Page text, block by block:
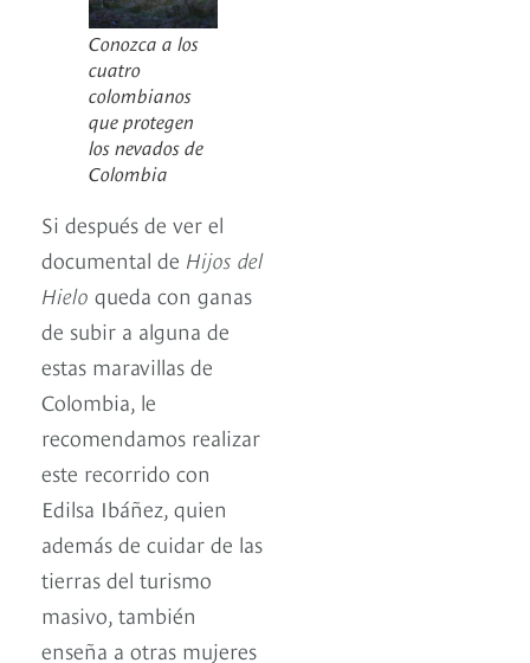
Conozca a los
cuatro
colombianos
que protegen
los nevados de
Colombia
Si después de ver el
documental de Hijos del
Hielo queda con ganas
de subir a alguna de
estas maravillas de
Colombia, le
recomendamos realizar
este recorrido con
Edilsa Ibáñez, quien
además de cuidar de las
tierras del turismo
masivo, también
enseña a otras mujeres